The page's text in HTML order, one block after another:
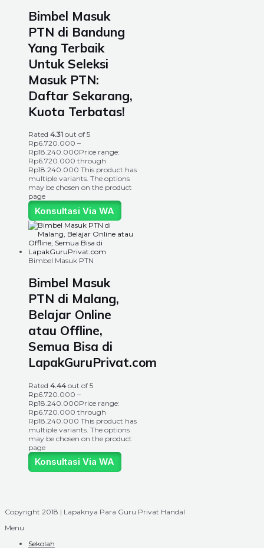
Bimbel Masuk
PTN di Bandung
Yang Terbaik
Untuk Seleksi
Masuk PTN:
Daftar Sekarang,
Kuota Terbatas!
Rated 4.31 out of 5
Rp6.720.000 –
Rp18.240.000Price range:
Rp6.720.000 through
Rp18.240.000 This product has
multiple variants. The options
may be chosen on the product
page
Konsultasi Via WA
Bimbel Masuk PTN
Bimbel Masuk
PTN di Malang,
Belajar Online
atau Offline,
Semua Bisa di
LapakGuruPrivat.com
Rated 4.44 out of 5
Rp6.720.000 –
Rp18.240.000Price range:
Rp6.720.000 through
Rp18.240.000 This product has
multiple variants. The options
may be chosen on the product
page
Konsultasi Via WA
Copyright 2018 | Lapaknya Para Guru Privat Handal
Menu
Sekolah